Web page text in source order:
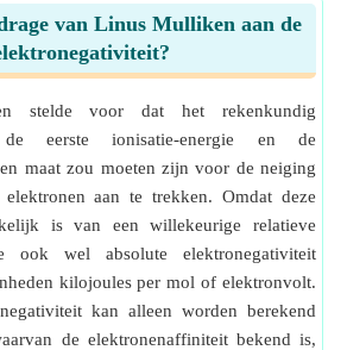
van Linus Mulliken aan de
stelde voor dat het rekenkundig
eerste ionisatie-energie en de
maat zou moeten zijn voor de neiging
aan te trekken. Omdat deze
is van een willekeurige relatieve
ook wel absolute elektronegativiteit
kilojoules per mol of elektronvolt.
kan alleen worden berekend
de elektronenaffiniteit bekend is,